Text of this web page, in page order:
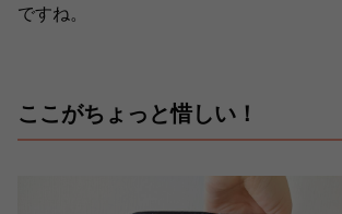
ですね。
ここがちょっと惜しい！